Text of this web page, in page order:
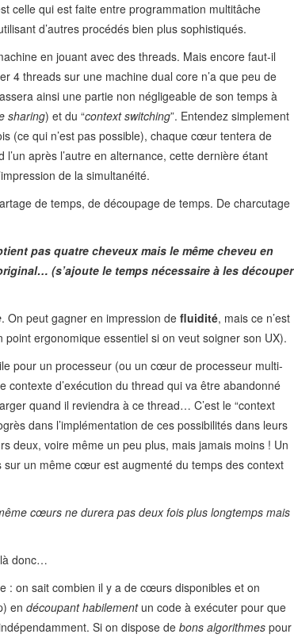
celle qui est faite entre programmation multitâche
d’autres procédés bien plus sophistiqués.
en jouant avec des threads. Mais encore faut-il
threads sur une machine dual core n’a que peu de
ainsi une partie non négligeable de son temps à
sharing) et du “context switching”. Entendez simplement
(ce qui n’est pas possible), chaque cœur tentera de
après l’autre en alternance, cette dernière étant
de la simultanéité.
de temps, de découpage de temps. De charcutage
pas quatre cheveux mais le même cheveu en
(s’ajoute le temps nécessaire à les découper
. On peut gagner en impression de fluidité, mais ce n’est
ergonomique essentiel si on veut soigner son UX).
pour un processeur (ou un cœur de processeur multi-
d’exécution du thread qui va être abandonné
quand il reviendra à ce thread… C’est le “context
dans l’implémentation de ces possibilités dans leurs
deux, voire même un peu plus, mais jamais moins ! Un
sur un même cœur est augmenté du temps des context
cœurs ne durera pas deux fois plus longtemps mais
là donc…
: on sait combien il y a de cœurs disponibles et on
en découpant habilementun code à exécuter pour que
Si on dispose de bons algorithmes pour